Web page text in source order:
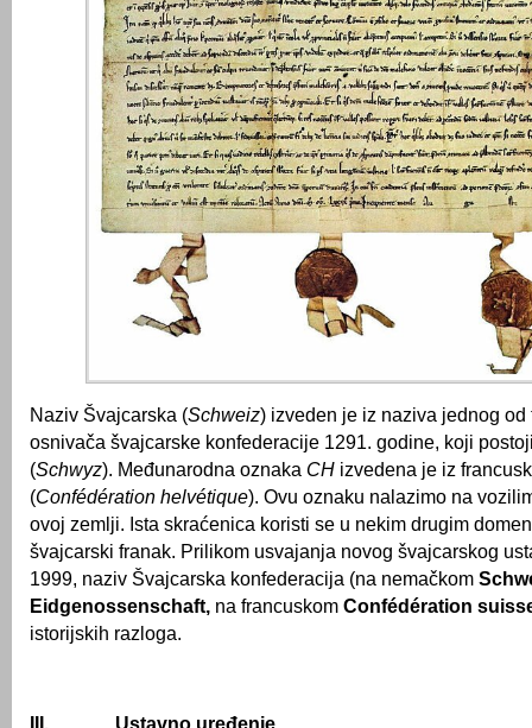
Naziv Švajcarska (Schweiz) izveden je iz naziva jednog od
osnivača švajcarske konfederacije 1291. godine, koji
(Schwyz). Međunarodna oznaka CH izvedena je iz
(Confédération helvétique). Ovu oznaku nalazimo na
ovoj zemlji. Ista skraćenica koristi se u nekim drugim
švajcarski franak. Prilikom usvajanja novog švajcarskog
1999, naziv Švajcarska konfederacija (na nemačkom
Eidgenossenschaft, na francuskom Confédération
istorijskih razloga.
III. Ustavno uređenje